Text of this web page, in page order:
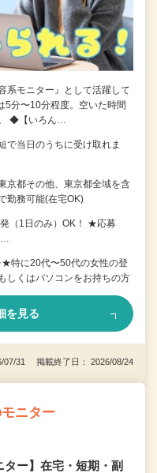
系モニター』として活躍して
5分〜10分程度。空いた時間
◆【いろん…
当日のうちに受け取れま
都その他、東京都全域を含
勤務可能(在宅OK)
（1日のみ）OK！ ★応募
特に20代〜50代の女性の登
くはパソコンをお持ちの方
を見る
07/31 掲載終了日： 2026/08/24
ニター
ター】在宅・短期・副